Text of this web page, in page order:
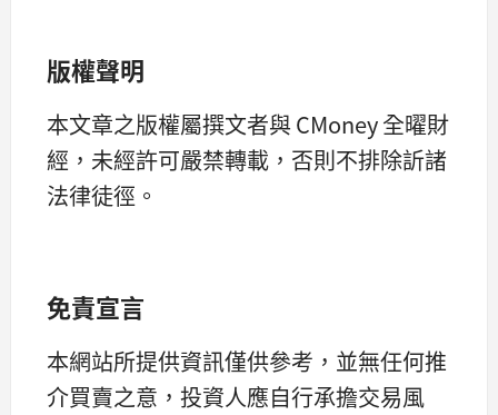
版權聲明
本文章之版權屬撰文者與 CMoney 全曜財
經，未經許可嚴禁轉載，否則不排除訢諸
法律徒徑。
免責宣言
本網站所提供資訊僅供參考，並無任何推
介買賣之意，投資人應自行承擔交易風